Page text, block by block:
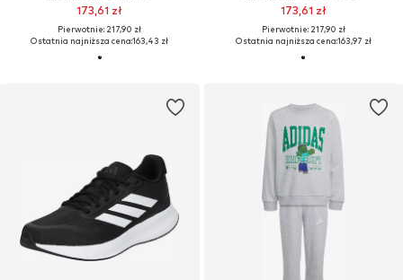
173,61 zł
Pierwotnie: 217,90 zł
Ostatnia najniższa cena:163,43 zł
173,61 zł
Pierwotnie: 217,90 zł
Ostatnia najniższa cena:163,97 zł